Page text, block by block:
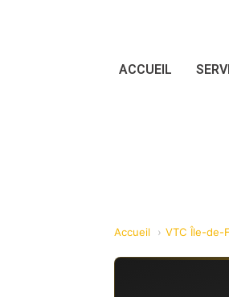
ACCUEIL
Accueil VTC Île-de-